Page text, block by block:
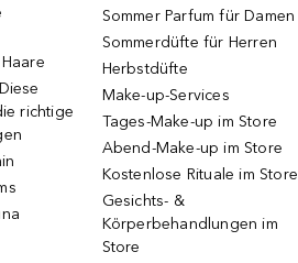
richtige
Sommer Parfum für Damen
Sommerdüfte für Herren
Herbstdüfte
Make-up-Services
Tages-Make-up im Store
Abend-Make-up im Store
Kostenlose Rituale im Store
Gesichts- &
Körperbehandlungen im
Store